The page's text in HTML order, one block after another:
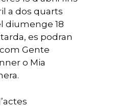
a dos quarts
diumenge 18
es podran
Gente
o Mia